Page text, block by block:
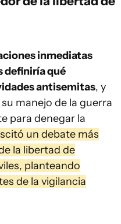
inmediatas
definiría qué
antisemitas, y
manejo de la guerra
para denegar la
un debate más
la libertad de
planteando
de la vigilancia